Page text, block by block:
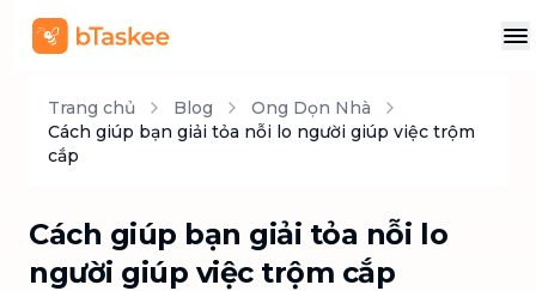
Trang chủ Blog
Ong Dọn Nhà
Cách giúp bạn giải tỏa nỗi lo người giúp việc trộm
cắp
Cách giúp bạn giải tỏa nỗi lo
người giúp việc trộm cắp